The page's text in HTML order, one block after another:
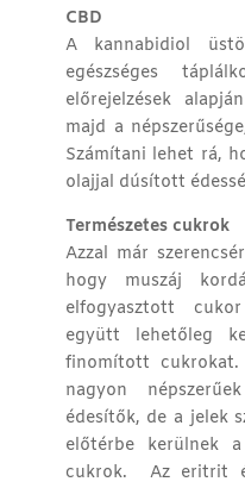
CBD
A kannabidiol
egészséges
előrejelzések
majd a
Számítani lehet rá,
olajjal dúsított
Természetes cukrok
Azzal már
hogy muszáj
elfogyasztott
együtt lehetőleg
finomított
nagyon
édesítők, de a jelek
előtérbe kerülnek
cukrok. Az eritrit